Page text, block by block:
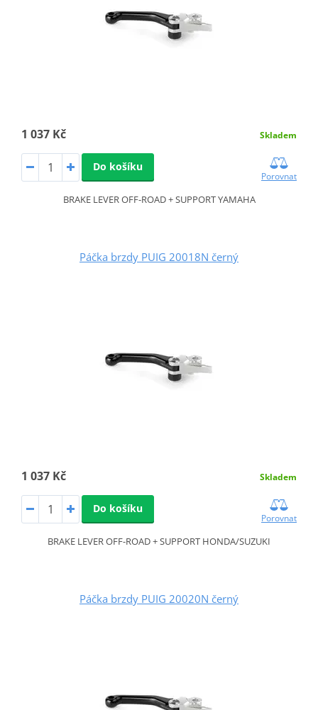
1 037 Kč Skladem
Do košíku
Porovnat
BRAKE LEVER OFF-ROAD + SUPPORT YAMAHA
Páčka brzdy PUIG 20018N černý
1 037 Kč Skladem
Do košíku
Porovnat
BRAKE LEVER OFF-ROAD + SUPPORT HONDA/SUZUKI
Páčka brzdy PUIG 20020N černý